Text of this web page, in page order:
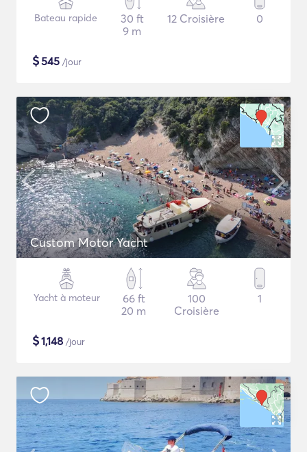
Bateau rapide
30 ft
9 m
12 Croisière 0
$545 /jour
Custom Motor Yacht
Yacht à moteur
66 ft
20 m
100
Croisière
1
$1,148 /jour